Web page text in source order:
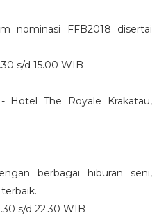
nominasi FFB2018 disertai
s/d 15.00 WIB
Hotel The Royale Krakatau,
berbagai hiburan seni,
s/d 22.30 WIB